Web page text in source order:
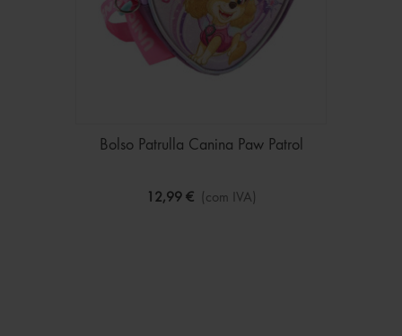
Bolso Patrulla Canina Paw Patrol
12,99 € (com IVA)